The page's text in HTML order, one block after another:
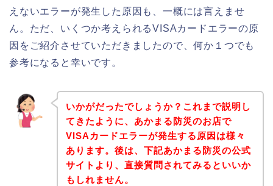
えないエラーが発生した原因も、一概には言えませ
ん。ただ、いくつか考えられるVISAカードエラーの原
因をご紹介させていただきましたので、何か１つでも
参考になると幸いです。
いかがだったでしょうか？これまで説明し
てきたように、あかまる防災のお店で
VISAカードエラーが発生する原因は様々
あります。後は、下記あかまる防災の公式
サイトより、直接質問されてみるといいか
もしれません。